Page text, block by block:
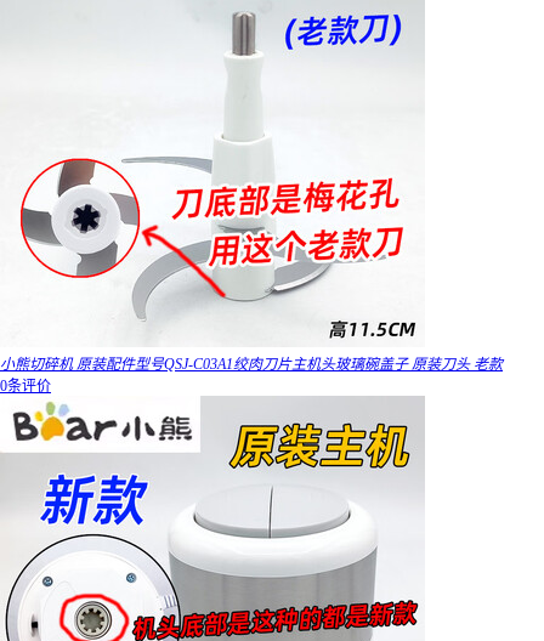
小熊切碎机 原装配件型号QSJ-C03A1绞肉刀片主机头玻璃碗盖子 原装刀头 老款
0条评价